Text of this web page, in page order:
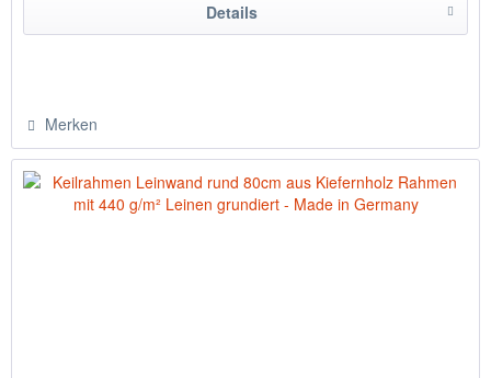
Details
Merken